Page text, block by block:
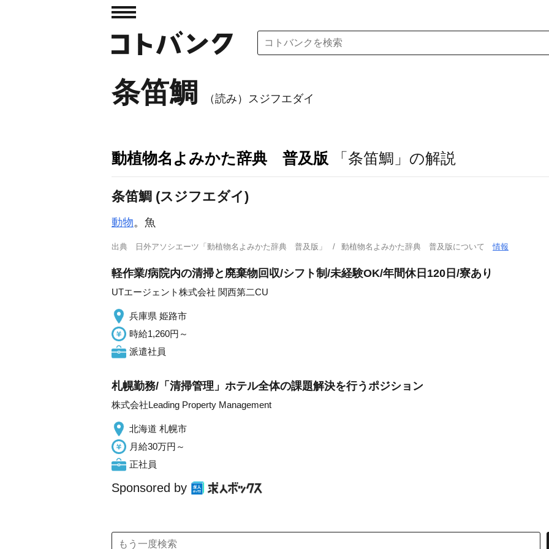
条笛鯛 （読み）スジフエダイ
動植物名よみかた辞典 普及版 「条笛鯛」の解説
条笛鯛 (スジフエダイ)
動物。魚
出典 日外アソシエーツ「動植物名よみかた辞典 普及版」 動植物名よみかた辞典 普及版について情報
軽作業/病院内の清掃と廃棄物回収/シフト制/未経験OK/年間休日120日/寮あり
UTエージェント株式会社 関西第二CU
兵庫県 姫路市
時給1,260円～
派遣社員
札幌勤務/「清掃管理」ホテル全体の課題解決を行うポジション
株式会社Leading Property Management
北海道 札幌市
月給30万円～
正社員
Sponsored by